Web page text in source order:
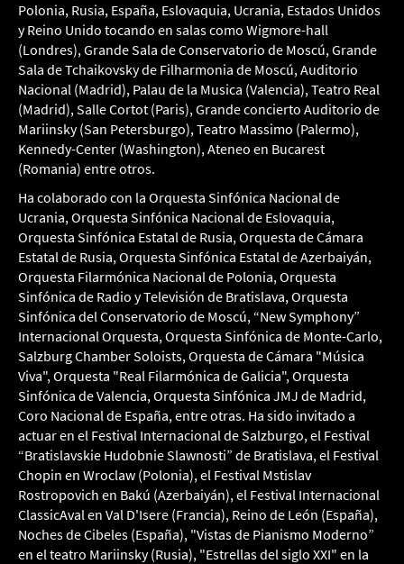
Polonia, Rusia, España, Eslovaquia, Ucrania, Estados Unidos
y Reino Unido tocando en salas como Wigmore-hall
(Londres), Grande Sala de Conservatorio de Moscú, Grande
Sala de Tchaikovsky de Filharmonia de Moscú, Auditorio
Nacional (Madrid), Palau de la Musica (Valencia), Teatro Real
(Madrid), Salle Cortot (Paris), Grande concierto Auditorio de
Mariinsky (San Petersburgo), Teatro Massimo (Palermo),
Kennedy-Center (Washington), Ateneo en Bucarest
(Romania) entre otros.
Ha colaborado con la Orquesta Sinfónica Nacional de
Ucrania, Orquesta Sinfónica Nacional de Eslovaquia,
Orquesta Sinfónica Estatal de Rusia, Orquesta de Cámara
Estatal de Rusia, Orquesta Sinfónica Estatal de Azerbaiyán,
Orquesta Filarmónica Nacional de Polonia, Orquesta
Sinfónica de Radio y Televisión de Bratislava, Orquesta
Sinfónica del Conservatorio de Moscú, “New Symphony”
Internacional Orquesta, Orquesta Sinfónica de Monte-Carlo,
Salzburg Chamber Soloists, Orquesta de Cámara "Música
Viva", Orquesta "Real Filarmónica de Galicia", Orquesta
Sinfónica de Valencia, Orquesta Sinfónica JMJ de Madrid,
Coro Nacional de España, entre otras. Ha sido invitado a
actuar en el Festival Internacional de Salzburgo, el Festival
“Bratislavskie Hudobnie Slawnosti” de Bratislava, el Festival
Chopin en Wroclaw (Polonia), el Festival Mstislav
Rostropovich en Bakú (Azerbaiyán), el Festival Internacional
ClassicAval en Val D'Isere (Francia), Reino de León (España),
Noches de Cibeles (España), "Vistas de Pianismo Moderno”
en el teatro Mariinsky (Rusia), "Estrellas del siglo XXI" en la